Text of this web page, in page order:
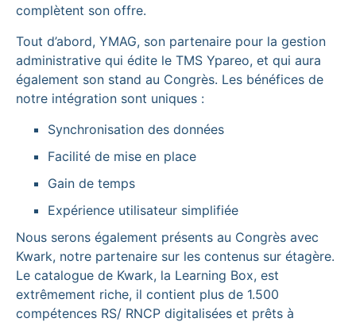
complètent son offre.
Tout d’abord, YMAG, son partenaire pour la gestion
administrative qui édite le TMS Ypareo, et qui aura
également son stand au Congrès. Les bénéfices de
notre intégration sont uniques :
Synchronisation des données
Facilité de mise en place
Gain de temps
Expérience utilisateur simplifiée
Nous serons également présents au Congrès avec
Kwark, notre partenaire sur les contenus sur étagère.
Le catalogue de Kwark, la Learning Box, est
extrêmement riche, il contient plus de 1.500
compétences RS/ RNCP digitalisées et prêts à